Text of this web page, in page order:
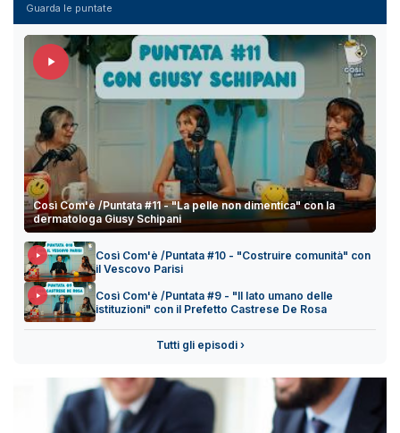
Guarda le puntate
Così Com'è /Puntata #11 - "La pelle non dimentica" con la
dermatologa Giusy Schipani
Così Com'è /Puntata #10 - "Costruire comunità" con
il Vescovo Parisi
Così Com'è /Puntata #9 - "Il lato umano delle
istituzioni" con il Prefetto Castrese De Rosa
Tutti gli episodi ›